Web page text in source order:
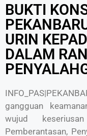
BUKTI
URIN
DALAM
gangguan
wujud
Pemberantasan,